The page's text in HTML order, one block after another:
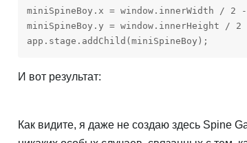
miniSpineBoy.x = window.innerWidth / 2
miniSpineBoy.y = window.innerHeight /
app.stage.addChild(miniSpineBoy);
И вот результат:
Как видите, я даже не создаю здесь Spine